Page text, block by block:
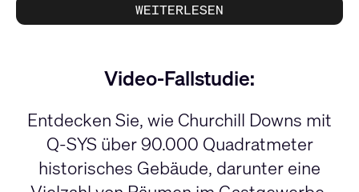
WEITERLESEN
Video-Fallstudie:
Entdecken Sie, wie Churchill Downs mit
Q-SYS über 90.000 Quadratmeter
historisches Gebäude, darunter eine